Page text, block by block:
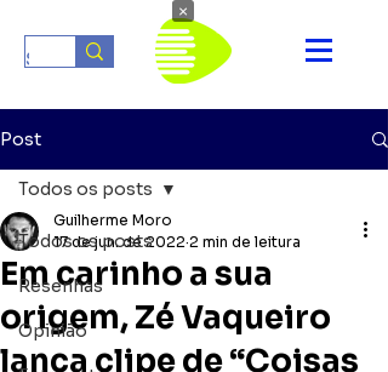
Post
Todos os posts
Resenhas
Opinião
Todos os posts
Em carinho a sua
origem, Zé Vaqueiro
lança clipe de “Coisas
Guilherme Moro
17 de jun. de 2022 2 min de leitura
×